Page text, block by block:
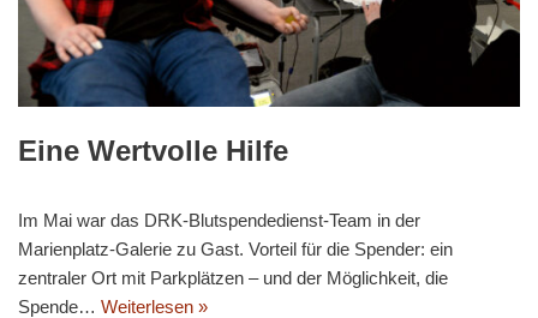
Eine Wertvolle Hilfe
Im Mai war das DRK-Blutspendedienst-Team in der
Marienplatz-Galerie zu Gast. Vorteil für die Spender: ein
zentraler Ort mit Parkplätzen – und der Möglichkeit, die
Spende… Weiterlesen »